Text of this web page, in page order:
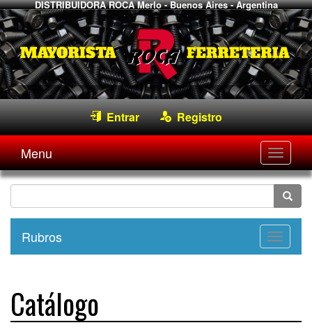
DISTRIBUIDORA ROCA Merlo - Buenos Aires - Argentina
Entrar Registro
Menu
Rubros
Catálogo